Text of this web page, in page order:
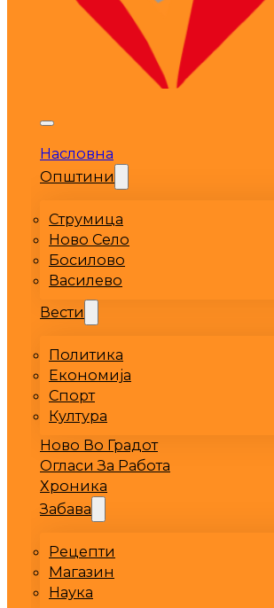
Насловна
Општини
Струмица
Ново Село
Босилово
Василево
Вести
Политика
Економија
Спорт
Култура
Ново Во Градот
Огласи За Работа
Хроника
Забава
Рецепти
Магазин
Наука